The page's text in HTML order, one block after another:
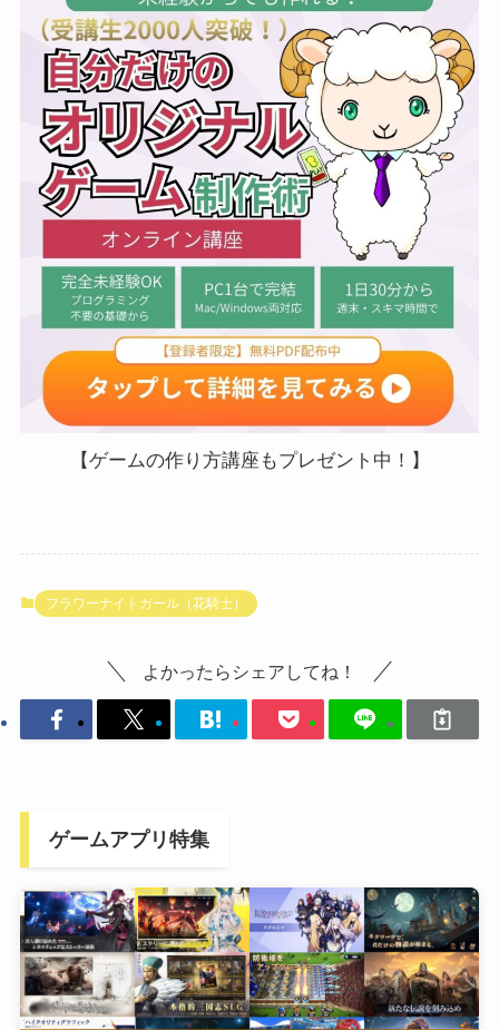
【ゲームの作り方講座もプレゼント中！】
フラワーナイトガール（花騎士）
よかったらシェアしてね！
ゲームアプリ特集